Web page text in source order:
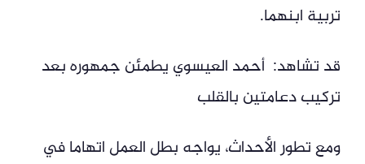
تربية ابنهما.
قد تشاهد: أحمد العيسوي يطمئن جمهوره بعد
تركيب دعامتين بالقلب
ومع تطور الأحداث، يواجه بطل العمل اتهاما في